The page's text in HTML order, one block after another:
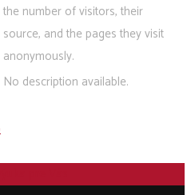
the number of visitors, their
source, and the pages they visit
anonymously.
No description available.